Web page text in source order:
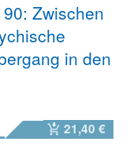
Zwischen
in den
21,40 €